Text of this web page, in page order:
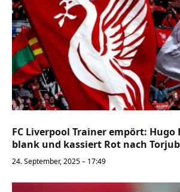
FC Liverpool Trainer empört:
blank und kassiert Rot nach
24. September, 2025 – 17:49